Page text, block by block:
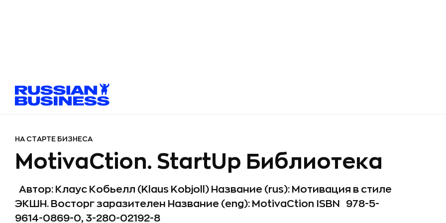
НА СТАРТЕ БИЗНЕСА
MotivaCtion. StartUp Библиотека
Автор: Клаус Кобьелл (Klaus Kobjoll) Название (rus): Мотивация в стиле
ЭКШН. Восторг заразителен Название (eng): MotivaCtion ISBN 978-5-
9614-0869-0, 3-280-02192-8